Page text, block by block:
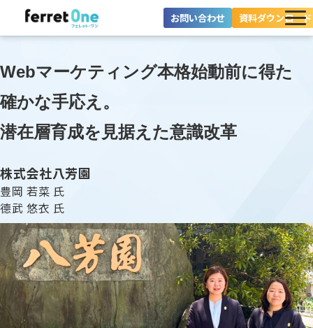
お問い合わせ 資料ダウンロード
ツール・機能一覧
セミナー
お役立ち情報
Webマーケティング本格始動前に得た
確かな手応え。
潜在層育成を見据えた意識改革
株式会社八芳園
豊岡 若菜 氏
德武 悠衣 氏